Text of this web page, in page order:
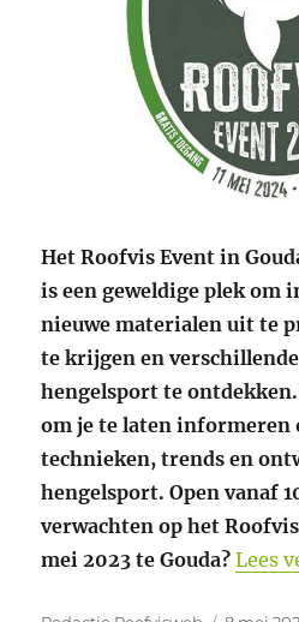
Het Roofvis Event in
is een geweldige plek om
nieuwe materialen uit te
te krijgen en
hengelsport te
om je te laten informeren
technieken, trends en
hengelsport. Open vanaf
verwachten op het
mei 2023 te Gouda? Lees